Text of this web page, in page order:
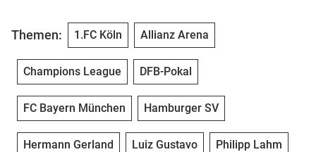
Themen: 1.FC Köln Allianz Arena
Champions League DFB-Pokal
FC Bayern München Hamburger SV
Hermann Gerland Luiz Gustavo Philipp Lahm